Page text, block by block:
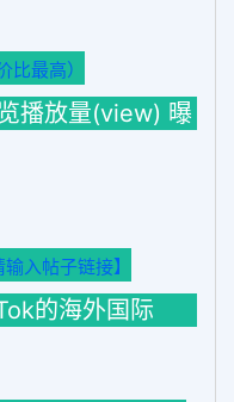
最高）
播放量(view) 曝
入帖子链接】
的海外国际